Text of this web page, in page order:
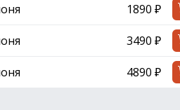
1890 ₽
3490 ₽
4890 ₽